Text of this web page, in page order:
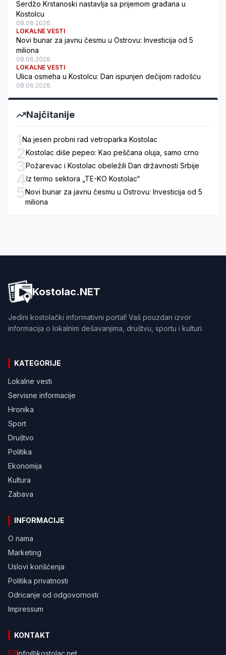
Serdžo Krstanoski nastavlja sa prijemom građana u
Kostolcu
08.06.2026.
LOKALNE VESTI
Novi bunar za javnu česmu u Ostrovu: Investicija od 5
miliona
08.06.2026.
LOKALNE VESTI
Ulica osmeha u Kostolcu: Dan ispunjen dečijom radošću
08.06.2026.
Najčitanije
1Na jesen probni rad vetroparka Kostolac
2Kostolac diše pepeo: Kao peščana oluja, samo crno
3Požarevac i Kostolac obeležili Dan državnosti Srbije
4Iz termo sektora „TE-KO Kostolac“
5Novi bunar za javnu česmu u Ostrovu: Investicija od 5
miliona
Kostolac.NET
Jedini kostolački informativni portal! Vaš pouzdan izvor
informacija o lokalnim dešavanjima, društvu, sportu i kulturi.
KATEGORIJE
Lokalne vesti
Servisne informacije
Hronika
Sport
Društvo
Politika
Ekonomija
Kultura
Zabava
INFORMACIJE
O nama
Marketing
Uslovi korišćenja
Politika privatnosti
Odricanje od odgovornosti
Impressum
KONTAKT
info@kostolac.net